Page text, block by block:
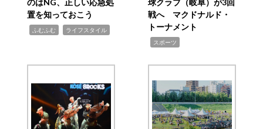
置を知っておこう
ふむふむ ライフスタイル
戦へ マクドナルド・
トーナメント
スポーツ